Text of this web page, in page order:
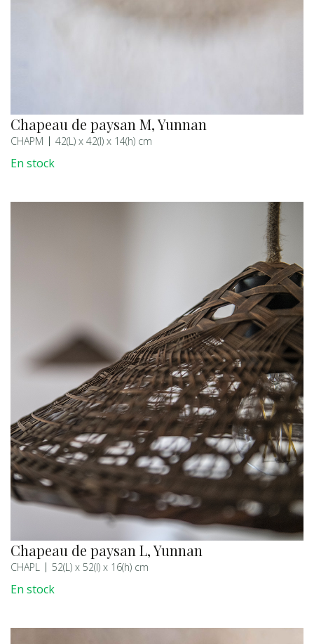
Chapeau de paysan M, Yunnan
CHAPM 42(L) x 42(l) x 14(h) cm
En stock
Chapeau de paysan L, Yunnan
CHAPL 52(L) x 52(l) x 16(h) cm
En stock